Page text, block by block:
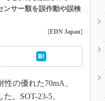
ンサー類を誤作動や誤検
[EDN Japan]
の優れた70mA、
。SOT-23-5、